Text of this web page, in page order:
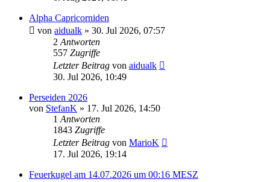
Alpha Capricorniden
von aidualk » 30. Jul 2026, 07:57
2 Antworten
557 Zugriffe
Letzter Beitrag von aidualk
30. Jul 2026, 10:49
Perseiden 2026
von StefanK » 17. Jul 2026, 14:50
1 Antworten
1843 Zugriffe
Letzter Beitrag von MarioK
17. Jul 2026, 19:14
Feuerkugel am 14.07.2026 um 00:16 MESZ